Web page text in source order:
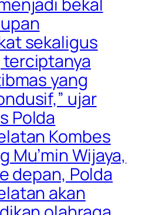
sekaligus
yang
ujar
Polda
Kombes
Mu’min Wijaya,
depan, Polda
akan